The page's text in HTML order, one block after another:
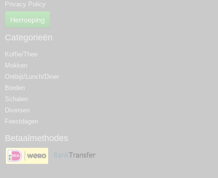
Privacy Policy
Herroeping
Categorieën
Koffie/Thee
Mokken
Ontbijt/Lunch/Diner
Borden
Schalen
Diversen
Feestdagen
Betaalmethodes